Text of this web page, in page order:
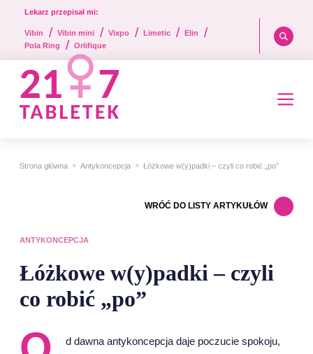
Lekarz przepisał mi:
Vibin / Vibin mini / Vixpo / Limetic / Elin /
Pola Ring / Orlifique
Strona główna • Antykoncepcja • Łóżkowe w(y)padki – czyli co robić „po”
WRÓĆ DO LISTY ARTYKUŁÓW
ANTYKONCEPCJA
Łóżkowe w(y)padki – czyli
co robić „po”
d dawna antykoncepcja daje poczucie spokoju,